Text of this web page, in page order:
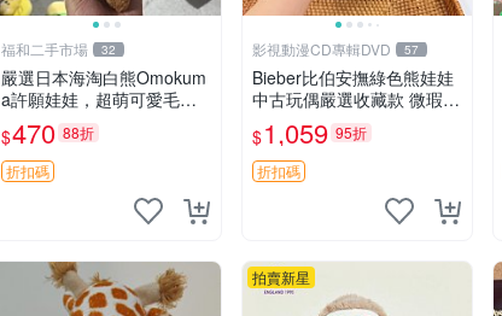
福和二手市場 32
嚴選日本海淘白熊Omokum
a許願娃娃，超萌可愛毛絨
公仔推薦收藏 白熊 Omoku
ma 毛絨玩具 偽裝娃娃 玩具
擺飾
$470 88折
折扣碼
影視動漫CD專輯DVD 57
Bieber比伯安撫綠色熊娃娃
中古玩偶嚴選收藏款 微瑕輕
度使用 Bieber綠熊娃娃 中
古玩偶 微瑕
$1,059 95折
折扣碼
拍賣新星